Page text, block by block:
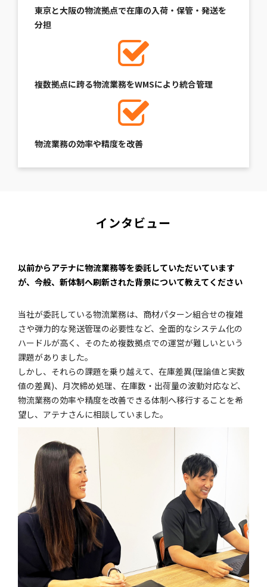
東京と大阪の物流拠点で在庫の入荷・保管・発送を
分担
複数拠点に跨る物流業務をWMSにより統合管理
物流業務の効率や精度を改善
インタビュー
―――以前からアテナに物流業務等を委託していただいています
が、今般、新体制へ刷新された背景について教えてください
当社が委託している物流業務は、商材パターン組合せの複雑
さや弾力的な発送管理の必要性など、全面的なシステム化の
ハードルが高く、そのため複数拠点での運営が難しいという
課題がありました。
しかし、それらの課題を乗り越えて、在庫差異(理論値と実数
値の差異)、月次締め処理、在庫数・出荷量の波動対応など、
物流業務の効率や精度を改善できる体制へ移行することを希
望し、アテナさんに相談していました。